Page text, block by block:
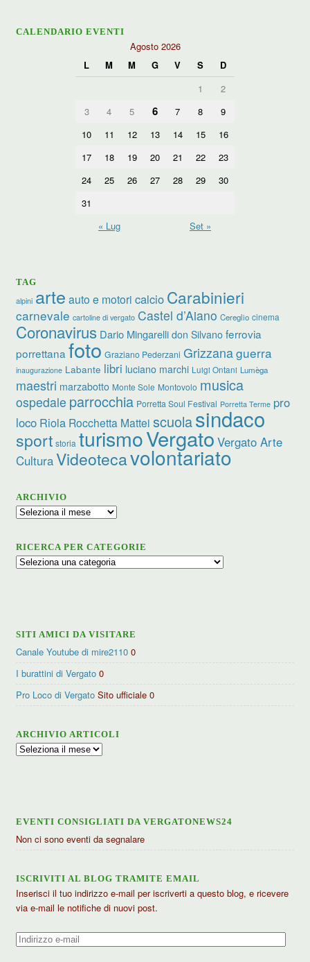
CALENDARIO EVENTI
Agosto 2026
L
M M G V S
D
1
2
3
4 5 6 7 8
9
10
11 12 13 14 15
16
17
18 19 20 21 22
23
24
25 26 27 28 29
30
31
« Lug
Set »
TAG
alpini arte auto e motori calcio Carabinieri
carnevale cartoline di vergato Castel d’Aiano Cereglio cinema
Coronavirus Dario Mingarelli don Silvano ferrovia
porrettana foto Graziano Pederzani Grizzanaguerra
inaugurazione Labante libri luciano marchi Luigi Ontani Lumèga
maestri marzabotto Monte Sole Montovolo musica
ospedale parrocchia Porretta Soul Festival Porretta Terme pro
loco Riola Rocchetta Mattei scuolasindaco
sport storia turismoVergato Vergato Arte
CulturaVideotecavolontariato
ARCHIVIO
Archivio
RICERCA PER CATEGORIE
Ricerca
SITI AMICI DA VISITARE
Canale Youtube di mire2110 0
I burattini di Vergato 0
Pro Loco di Vergato Sito ufficiale 0
ARCHIVIO ARTICOLI
Archivio
EVENTI CONSIGLIATI DA VERGATONEWS24
Non ci sono eventi da segnalare
ISCRIVITI AL BLOG TRAMITE EMAIL
Inserisci il tuo indirizzo e-mail per iscriverti a questo blog, e ricevere
via e-mail le notifiche di nuovi post.
Indirizzo